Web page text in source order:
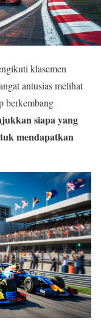
klasemen
antusias melihat
berkembang
siapa yang
mendapatkan